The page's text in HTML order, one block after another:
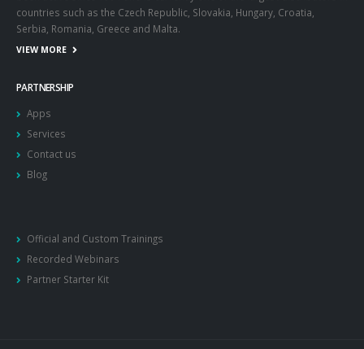
countries such as the Czech Republic, Slovakia, Hungary, Croatia,
Serbia, Romania, Greece and Malta.
VIEW MORE
PARTNERSHIP
Apps
Services
Contact us
Blog
Official and Custom Trainings
Recorded Webinars
Partner Starter Kit